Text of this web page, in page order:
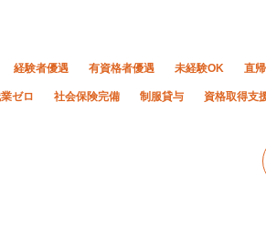
経験者優遇 有資格者優遇 未経験OK 直
ゼロ 社会保険完備 制服貸与 資格取得支